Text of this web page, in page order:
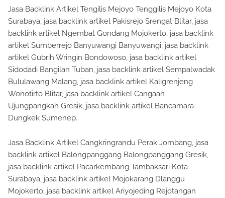
Jasa Backlink Artikel Tengilis Mejoyo Tenggilis Mejoyo Kota
Surabaya, jasa backlink artikel Pakisrejo Srengat Blitar, jasa
backlink artikel Ngembat Gondang Mojokerto, jasa backlink
artikel Sumberrejo Banyuwangi Banyuwangi, jasa backlink
artikel Gubrih Wringin Bondowoso, jasa backlink artikel
Sidodadi Bangilan Tuban, jasa backlink artikel Sempalwadak
Bululawang Malang, jasa backlink artikel Kaligrenjeng
Wonotirto Blitar, jasa backlink artikel Cangaan
Ujungpangkah Gresik, jasa backlink artikel Bancamara
Dungkek Sumenep.
Jasa Backlink Artikel Cangkringrandu Perak Jombang, jasa
backlink artikel Balongpanggang Balongpanggang Gresik,
jasa backlink artikel Pacarkembang Tambaksari Kota
Surabaya, jasa backlink artikel Mojokarang Dlanggu
Mojokerto, jasa backlink artikel Ariyojeding Rejotangan